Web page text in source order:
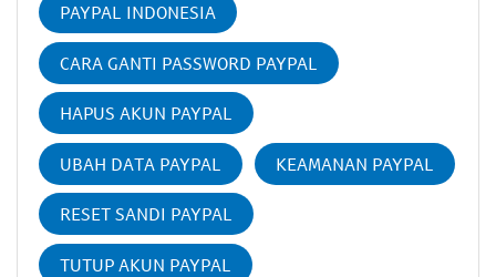
PAYPAL INDONESIA
CARA GANTI PASSWORD PAYPAL
HAPUS AKUN PAYPAL
UBAH DATA PAYPAL KEAMANAN PAYPAL
RESET SANDI PAYPAL
TUTUP AKUN PAYPAL